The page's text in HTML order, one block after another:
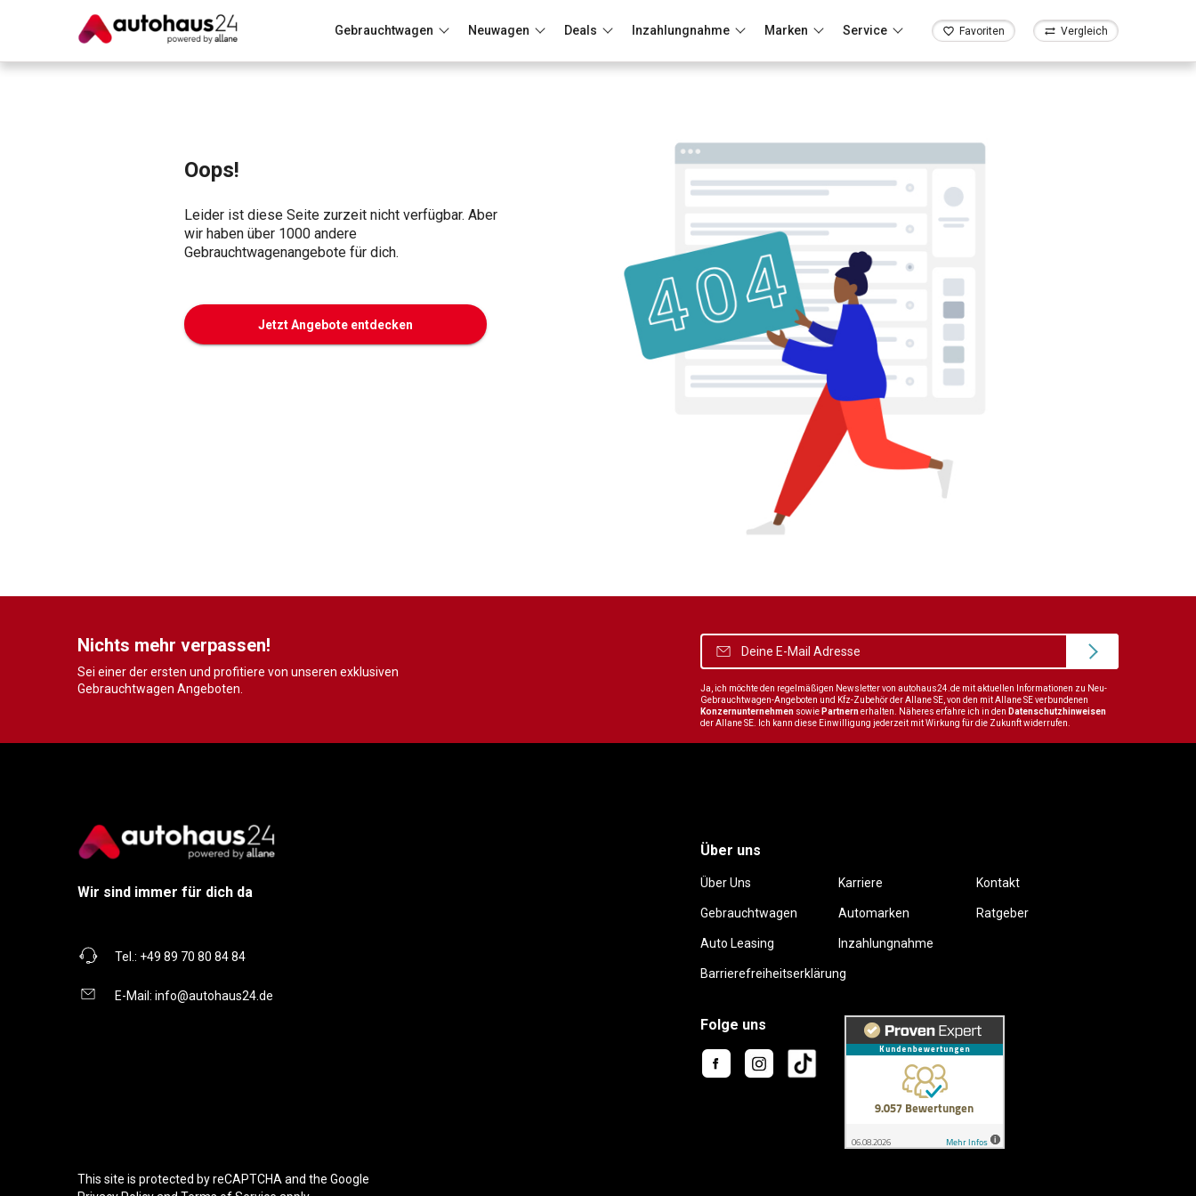
Gebrauchtwagen Neuwagen Deals Inzahlungnahme Marken Service Favoriten Vergleich
Oops!
Leider ist diese Seite zurzeit nicht verfügbar. Aber
wir haben über 1000 andere
Gebrauchtwagenangebote für dich.
Jetzt Angebote entdecken
Nichts mehr verpassen!
Sei einer der ersten und profitiere von unseren exklusiven
Gebrauchtwagen Angeboten.
Ja, ich möchte den regelmäßigen Newsletter von autohaus24.de mit aktuellen Informationen zu Neu-
Gebrauchtwagen-Angeboten und Kfz-Zubehör der Allane SE, von den mit Allane SE verbundenen
Konzernunternehmen sowie Partnernerhalten. Näheres erfahre ich in den Datenschutzhinweisen
der Allane SE. Ich kann diese Einwilligung jederzeit mit Wirkung für die Zukunft widerrufen.
Wir sind immer für dich da
Tel.: +49 89 70 80 84 84
E-Mail: info@autohaus24.de
Über uns
Über Uns Karriere Kontakt
Gebrauchtwagen Automarken Ratgeber
Auto Leasing Inzahlungnahme
Barrierefreiheitserklärung
Folge uns
This site is protected by reCAPTCHA and the Google